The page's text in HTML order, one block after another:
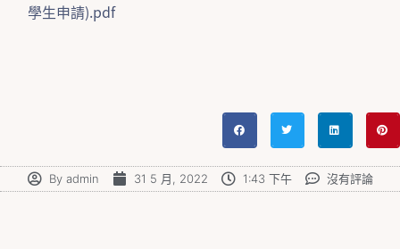
學生申請).pdf
Byadmin 31 5 月, 2022 1:43 下午 沒有評論